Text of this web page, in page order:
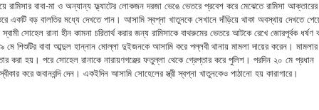
রামিসার বাবা-মা ও অন্যান্য ফ্ল্যাটের লোকজন দরজা ভেঙে ভেতরে প্রবেশ করে মেঝেতে রামিসা আক্তারের
একটি বড় বালতির মধ্যে দেখতে পান। আসামি স্বপ্না খাতুনকে সেখানে দাঁড়িয়ে থাকা অবস্থায় দেখতে
সোহেল রানা হীন কামনা চরিতার্থ করার জন্য রামিসাকে বাথরুমের ভেতরে আটকে রেখে জোরপূর্বক ধর্ষণ
শিশুটির বাবা আব্দুল হান্নান মোল্লা দুইজনকে আসামি করে পল্লবী থানায় মামলা দায়ের করেন। মামলার
করা হয়। পরে সোহেল রানাকে নারায়ণগঞ্জের ফতুল্লা থেকে গ্রেপ্তার করে পুলিশ। পরদিন ২০ মে প্রধান
করে জবানবন্দি দেন। একইদিন আসামি সোহেলের স্ত্রী স্বপ্না খাতুনকেও পাঠানো হয় কারাগারে।